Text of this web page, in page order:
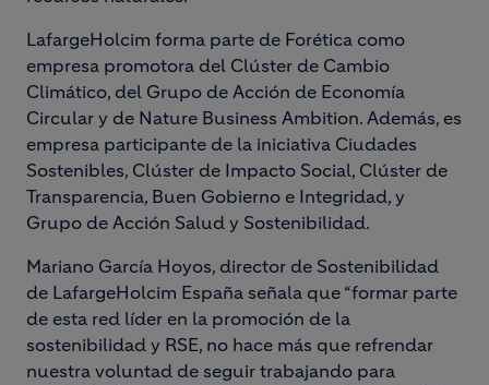
LafargeHolcim forma parte de Forética como
empresa promotora del Clúster de Cambio
Climático, del Grupo de Acción de Economía
Circular y de Nature Business Ambition. Además, es
empresa participante de la iniciativa Ciudades
Sostenibles, Clúster de Impacto Social, Clúster de
Transparencia, Buen Gobierno e Integridad, y
Grupo de Acción Salud y Sostenibilidad.
Mariano García Hoyos, director de Sostenibilidad
de LafargeHolcim España señala que “formar parte
de esta red líder en la promoción de la
sostenibilidad y RSE, no hace más que refrendar
nuestra voluntad de seguir trabajando para